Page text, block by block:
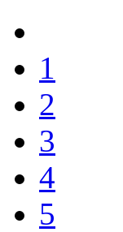
1
2
3
4
5